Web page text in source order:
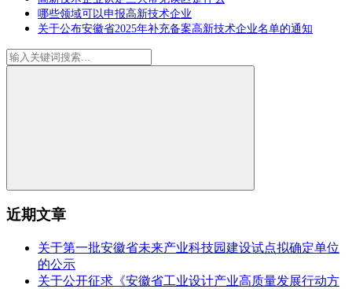
哪些领域可以申报高新技术企业
关于公布安徽省2025年补充备案高新技术企业名单的通知
近期文章
关于第一批安徽省未来产业科技园建设试点拟确定单位
的公示
关于公开征求《安徽省工业设计产业高质量发展行动方